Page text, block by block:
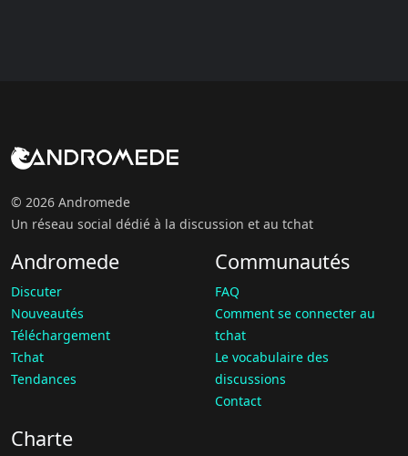
© 2026 Andromede
Un réseau social dédié à la discussion et au tchat
Andromede
Discuter
Nouveautés
Téléchargement
Tchat
Tendances
Communautés
FAQ
Comment se connecter au
tchat
Le vocabulaire des
discussions
Contact
Charte